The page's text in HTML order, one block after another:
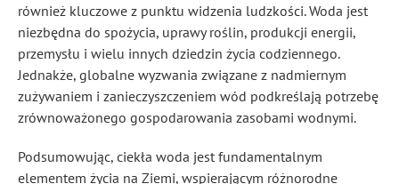
również kluczowe z punktu widzenia ludzkości. Woda jest
niezbędna do spożycia, uprawy roślin, produkcji energii,
przemysłu i wielu innych dziedzin życia codziennego.
Jednakże, globalne wyzwania związane z nadmiernym
zużywaniem i zanieczyszczeniem wód podkreślają potrzebę
zrównoważonego gospodarowania zasobami wodnymi.
Podsumowując, ciekła woda jest fundamentalnym
elementem życia na Ziemi, wspierającym różnorodne